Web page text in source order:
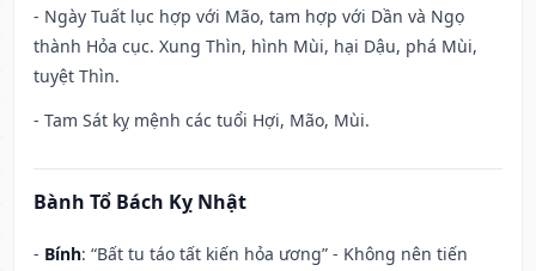
- Ngày Tuất lục hợp với Mão, tam hợp với Dần và Ngọ
thành Hỏa cục. Xung Thìn, hình Mùi, hại Dậu, phá Mùi,
tuyệt Thìn.
- Tam Sát kỵ mệnh các tuổi Hợi, Mão, Mùi.
Bành Tổ Bách Kỵ Nhật
- Bính: “Bất tu táo tất kiến hỏa ương” - Không nên tiến